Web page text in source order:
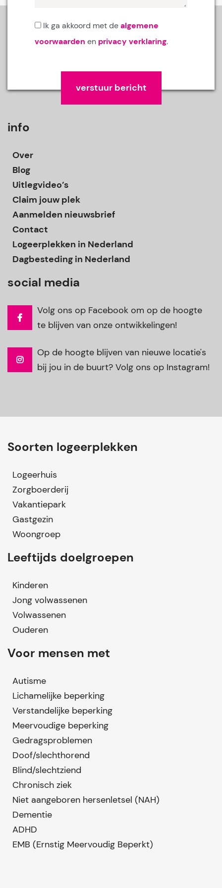
Ik ga akkoord met dealgemene
voorwaarden en privacy verklaring.
info
Over
Blog
Uitlegvideo’s
Claim jouw plek
Aanmelden nieuwsbrief
Contact
Logeerplekken in Nederland
Dagbesteding in Nederland
social media
Volg ons op Facebook om op de hoogte
te blijven van onze ontwikkelingen!
Op de hoogte blijven van nieuwe locatie's
bij jou in de buurt? Volg ons op Instagram!
Soorten logeerplekken
Logeerhuis
Zorgboerderij
Vakantiepark
Gastgezin
Woongroep
Leeftijds doelgroepen
Kinderen
Jong volwassenen
Volwassenen
Ouderen
Voor mensen met
Autisme
Lichamelijke beperking
Verstandelijke beperking
Meervoudige beperking
Gedragsproblemen
Doof/slechthorend
Blind/slechtziend
Chronisch ziek
Niet aangeboren hersenletsel (NAH)
Dementie
ADHD
EMB (Ernstig Meervoudig Beperkt)